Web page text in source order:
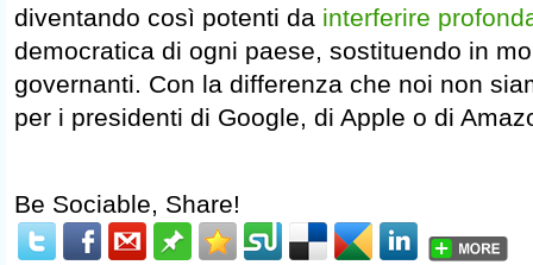
diventando così potenti da interferire
democratica di ogni paese, sostituendo in
governanti. Con la differenza che noi non
per i presidenti di Google, di Apple o di
Be Sociable, Share!